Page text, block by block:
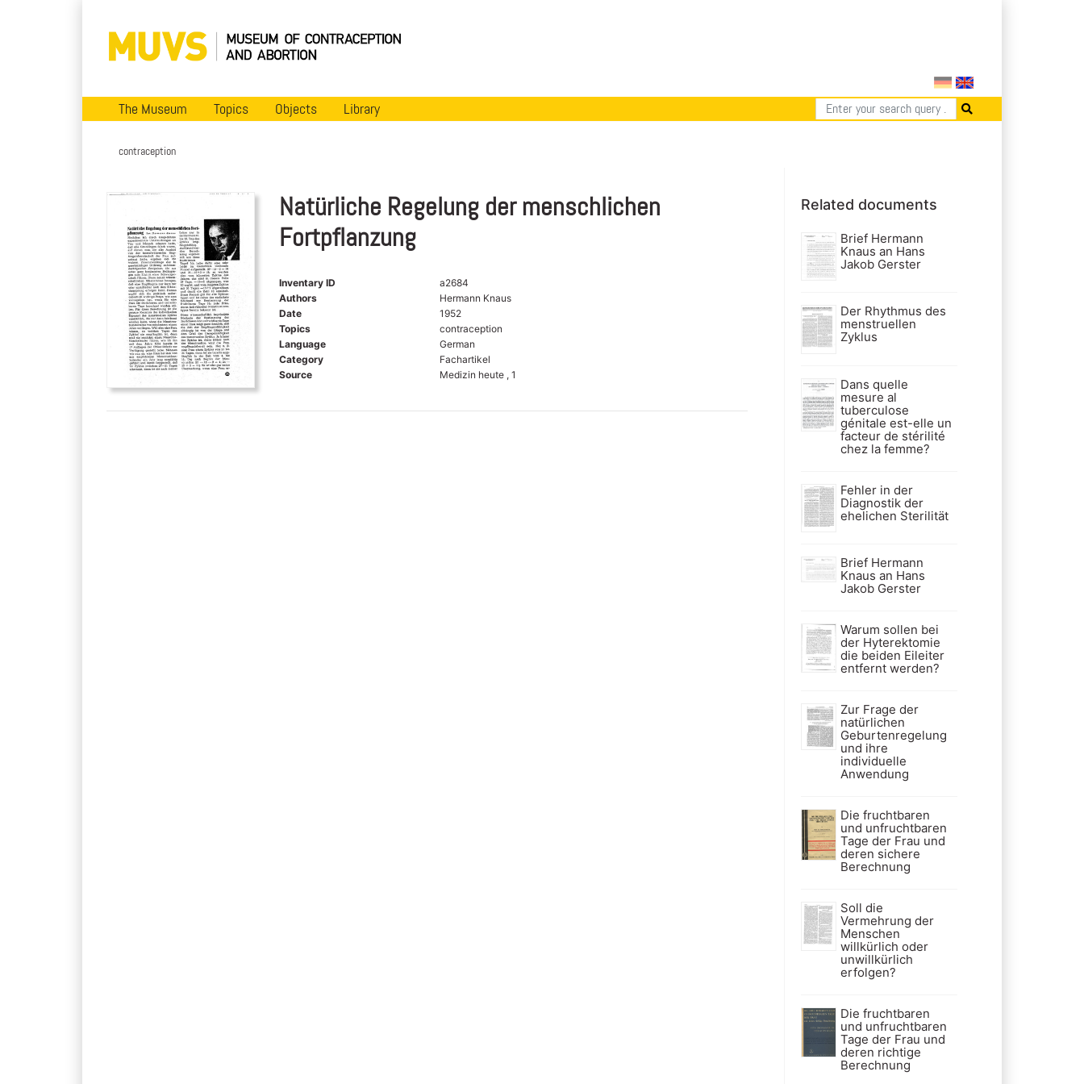
The Museum Topics Objects Library
contraception
Natürliche Regelung der menschlichen
Fortpflanzung
Inventary ID
a2684
Authors
Hermann Knaus
Date
1952
Topics
contraception
Language
German
Category
Fachartikel
Source
Medizin heute , 1
Related documents
Brief Hermann
Knaus an Hans
Jakob Gerster
Der Rhythmus des
menstruellen
Zyklus
Dans quelle
mesure al
tuberculose
génitale est-elle un
facteur de stérilité
chez la femme?
Fehler in der
Diagnostik der
ehelichen Sterilität
Brief Hermann
Knaus an Hans
Jakob Gerster
Warum sollen bei
der Hyterektomie
die beiden Eileiter
entfernt werden?
Zur Frage der
natürlichen
Geburtenregelung
und ihre
individuelle
Anwendung
Die fruchtbaren
und unfruchtbaren
Tage der Frau und
deren sichere
Berechnung
Soll die
Vermehrung der
Menschen
willkürlich oder
unwillkürlich
erfolgen?
Die fruchtbaren
und unfruchtbaren
Tage der Frau und
deren richtige
Berechnung